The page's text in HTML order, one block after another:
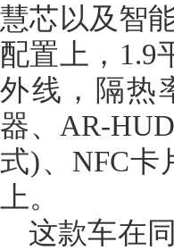
慧芯以及智
配置上，1.9
外线，隔热
器、AR-
式)、NFC卡
上。
这款车在